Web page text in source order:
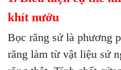
khít nướu
Bọc răng sứ là phương
răng làm từ vật liệu sứ